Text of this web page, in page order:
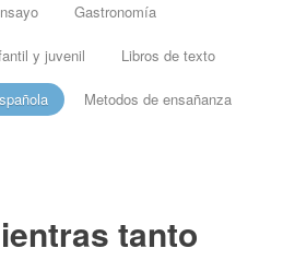
Gastronomía
y juvenil Libros de texto
Metodos de ensañanza
tanto